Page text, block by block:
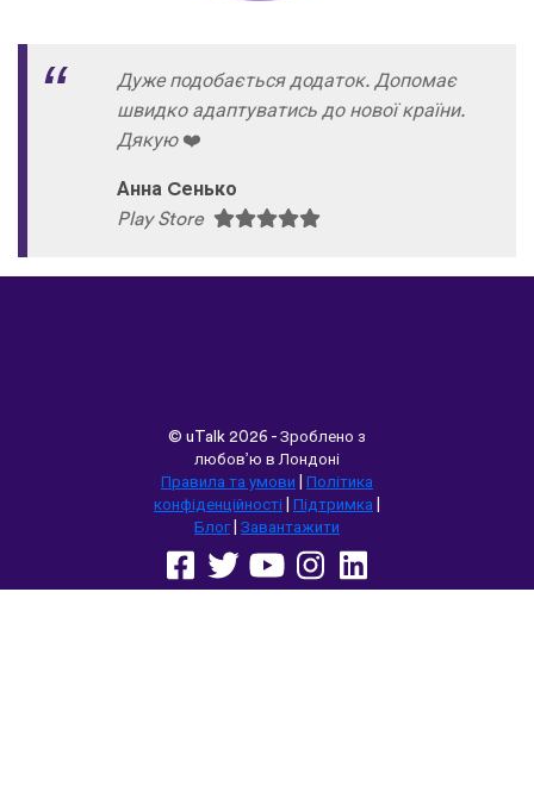
Дуже подобається додаток. Допомає
швидко адаптуватись до нової країни.
Дякую ❤
Анна Cенько
Play Store
© uTalk 2026 - Зроблено з
любов’ю в Лондоні
Правила та умови
Політика
конфіденційності
Підтримка
Блог| Завантажити